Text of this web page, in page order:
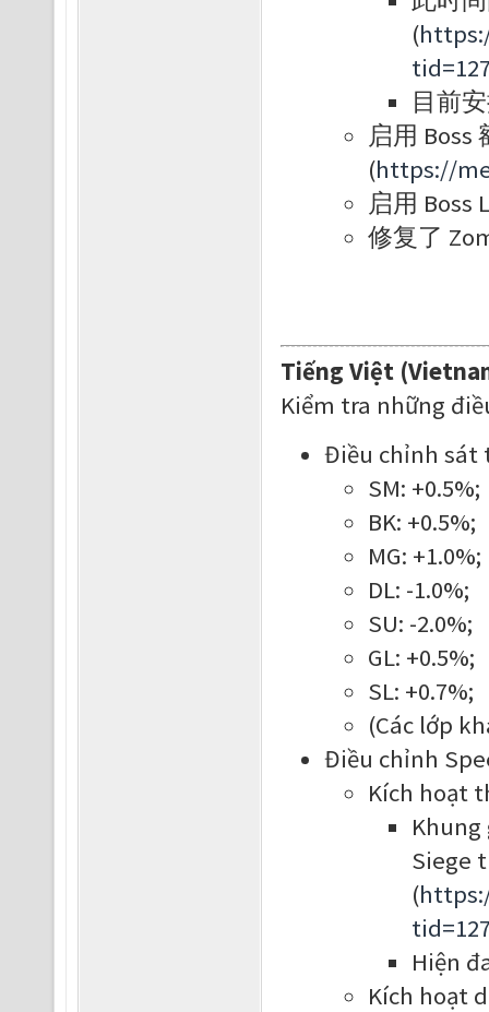
(
目前安
启用 Boss
(https://
启用 Boss
修复了
Tiếng Việt
Kiểm tra những
Điều chỉnh sát
SM: +0.5%;
BK: +0.5%;
MG: +1.0%;
DL: -1.0%;
SU: -2.0%;
GL: +0.5%;
SL: +0.7%;
(Các lớp
Điều chỉnh
Kích hoạt
Siege
(
Hiện
Kích hoạt